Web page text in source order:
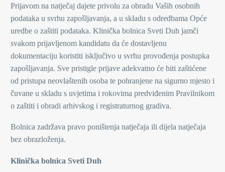
Prijavom na natječaj dajete privolu za obradu Vaših osobnih
podataka u svrhu zapošljavanja, a u skladu s odredbama Opće
uredbe o zaštiti podataka. Klinička bolnica Sveti Duh jamči
svakom prijavljenom kandidatu da će dostavljenu
dokumentaciju koristiti isključivo u svrhu provođenja postupka
zapošljavanja. Sve pristigle prijave adekvatno će biti zaštićene
od pristupa neovlaštenih osoba te pohranjene na sigurno mjesto i
čuvane u skladu s uvjetima i rokovima predviđenim Pravilnikom
o zaštiti i obradi arhivskog i registraturnog gradiva.
Bolnica zadržava pravo poništenja natječaja ili dijela natječaja
bez obrazloženja.
Klinička bolnica Sveti Duh